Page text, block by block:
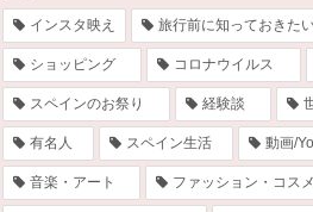
インスタ映え 旅行前に知っておきた
ショッピング コロナウイルス
スペインのお祭り 経験談
有名人 スペイン生活 動画/
音楽・アート ファッション・コスメ